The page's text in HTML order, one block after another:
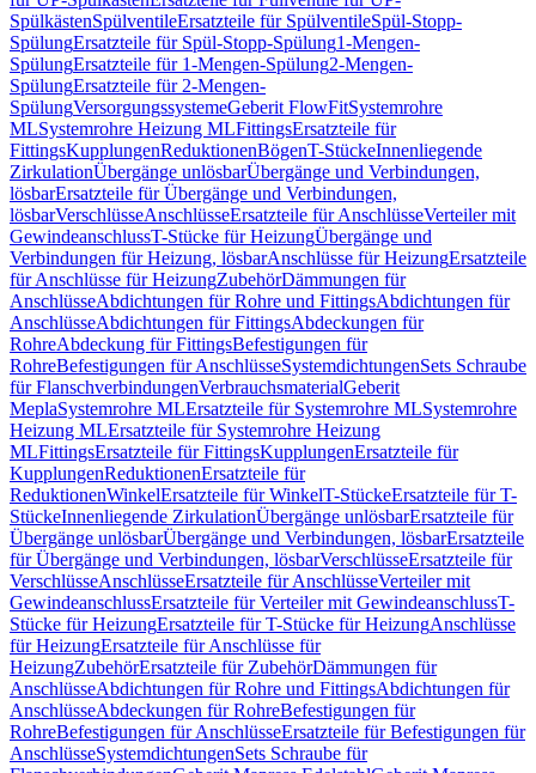
SpülkästenSpülventileErsatzteile für SpülventileSpül-Stopp-
SpülungErsatzteile für Spül-Stopp-Spülung1-Mengen-
SpülungErsatzteile für 1-Mengen-Spülung2-Mengen-
SpülungErsatzteile für 2-Mengen-
SpülungVersorgungssystemeGeberit FlowFitSystemrohre
MLSystemrohre Heizung MLFittingsErsatzteile für
FittingsKupplungenReduktionenBögenT-StückeInnenliegende
ZirkulationÜbergänge unlösbarÜbergänge und Verbindungen,
lösbarErsatzteile für Übergänge und Verbindungen,
lösbarVerschlüsseAnschlüsseErsatzteile für AnschlüsseVerteiler mit
GewindeanschlussT-Stücke für HeizungÜbergänge und
Verbindungen für Heizung, lösbarAnschlüsse für HeizungErsatzteile
für Anschlüsse für HeizungZubehörDämmungen für
AnschlüsseAbdichtungen für Rohre und FittingsAbdichtungen für
AnschlüsseAbdichtungen für FittingsAbdeckungen für
RohreAbdeckung für FittingsBefestigungen für
RohreBefestigungen für AnschlüsseSystemdichtungenSets Schraube
für FlanschverbindungenVerbrauchsmaterialGeberit
MeplaSystemrohre MLErsatzteile für Systemrohre MLSystemrohre
Heizung MLErsatzteile für Systemrohre Heizung
MLFittingsErsatzteile für FittingsKupplungenErsatzteile für
KupplungenReduktionenErsatzteile für
ReduktionenWinkelErsatzteile für WinkelT-StückeErsatzteile für T-
StückeInnenliegende ZirkulationÜbergänge unlösbarErsatzteile für
Übergänge unlösbarÜbergänge und Verbindungen, lösbarErsatzteile
für Übergänge und Verbindungen, lösbarVerschlüsseErsatzteile für
VerschlüsseAnschlüsseErsatzteile für AnschlüsseVerteiler mit
GewindeanschlussErsatzteile für Verteiler mit GewindeanschlussT-
Stücke für HeizungErsatzteile für T-Stücke für HeizungAnschlüsse
für HeizungErsatzteile für Anschlüsse für
HeizungZubehörErsatzteile für ZubehörDämmungen für
AnschlüsseAbdichtungen für Rohre und FittingsAbdichtungen für
AnschlüsseAbdeckungen für RohreBefestigungen für
RohreBefestigungen für AnschlüsseErsatzteile für Befestigungen für
AnschlüsseSystemdichtungenSets Schraube für